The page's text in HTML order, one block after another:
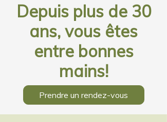
Depuis plus de 30
ans, vous êtes
entre bonnes
mains!
Prendre un rendez-vous